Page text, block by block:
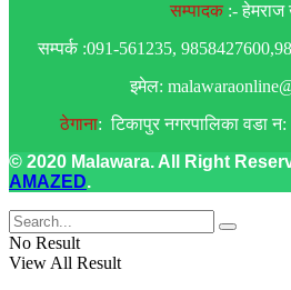
सम्पादक:- हेमराज
सम्पर्क :091-561235,
इमेल:
ठेगाना: टिकापुर नगरपालिका वडा
© 2020 Malawara. All Right
AMAZED.
No Result
View All Result